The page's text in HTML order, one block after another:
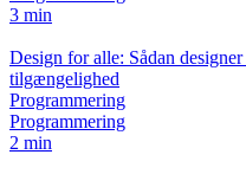
3 min
Design for alle: Sådan
tilgængelighed
Programmering
Programmering
2 min